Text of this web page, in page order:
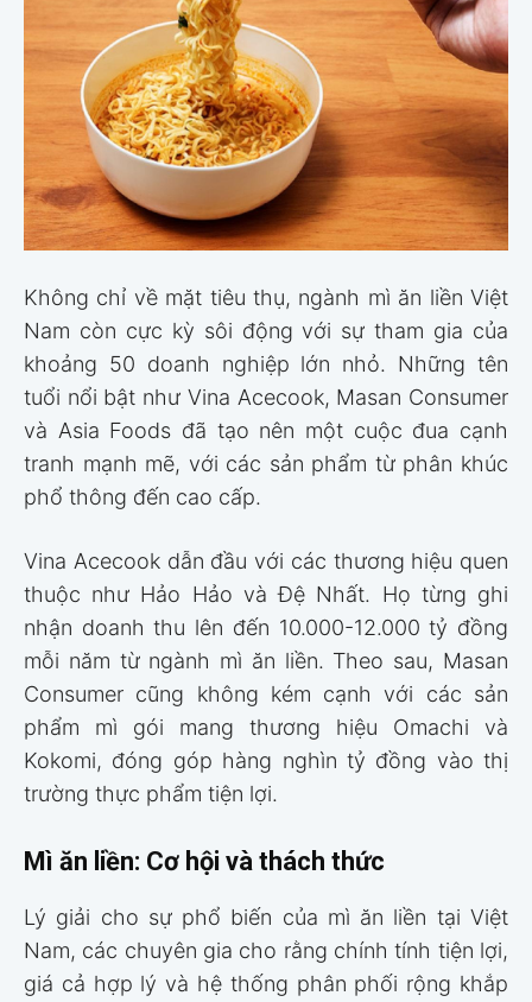
Không chỉ về mặt tiêu thụ, ngành mì ăn liền Việt
Nam còn cực kỳ sôi động với sự tham gia của
khoảng 50 doanh nghiệp lớn nhỏ. Những tên
tuổi nổi bật như Vina Acecook, Masan Consumer
và Asia Foods đã tạo nên một cuộc đua cạnh
tranh mạnh mẽ, với các sản phẩm từ phân khúc
phổ thông đến cao cấp.
Vina Acecook dẫn đầu với các thương hiệu quen
thuộc như Hảo Hảo và Đệ Nhất. Họ từng ghi
nhận doanh thu lên đến 10.000-12.000 tỷ đồng
mỗi năm từ ngành mì ăn liền. Theo sau, Masan
Consumer cũng không kém cạnh với các sản
phẩm mì gói mang thương hiệu Omachi và
Kokomi, đóng góp hàng nghìn tỷ đồng vào thị
trường thực phẩm tiện lợi.
Mì ăn liền: Cơ hội và thách thức
Lý giải cho sự phổ biến của mì ăn liền tại Việt
Nam, các chuyên gia cho rằng chính tính tiện lợi,
giá cả hợp lý và hệ thống phân phối rộng khắp